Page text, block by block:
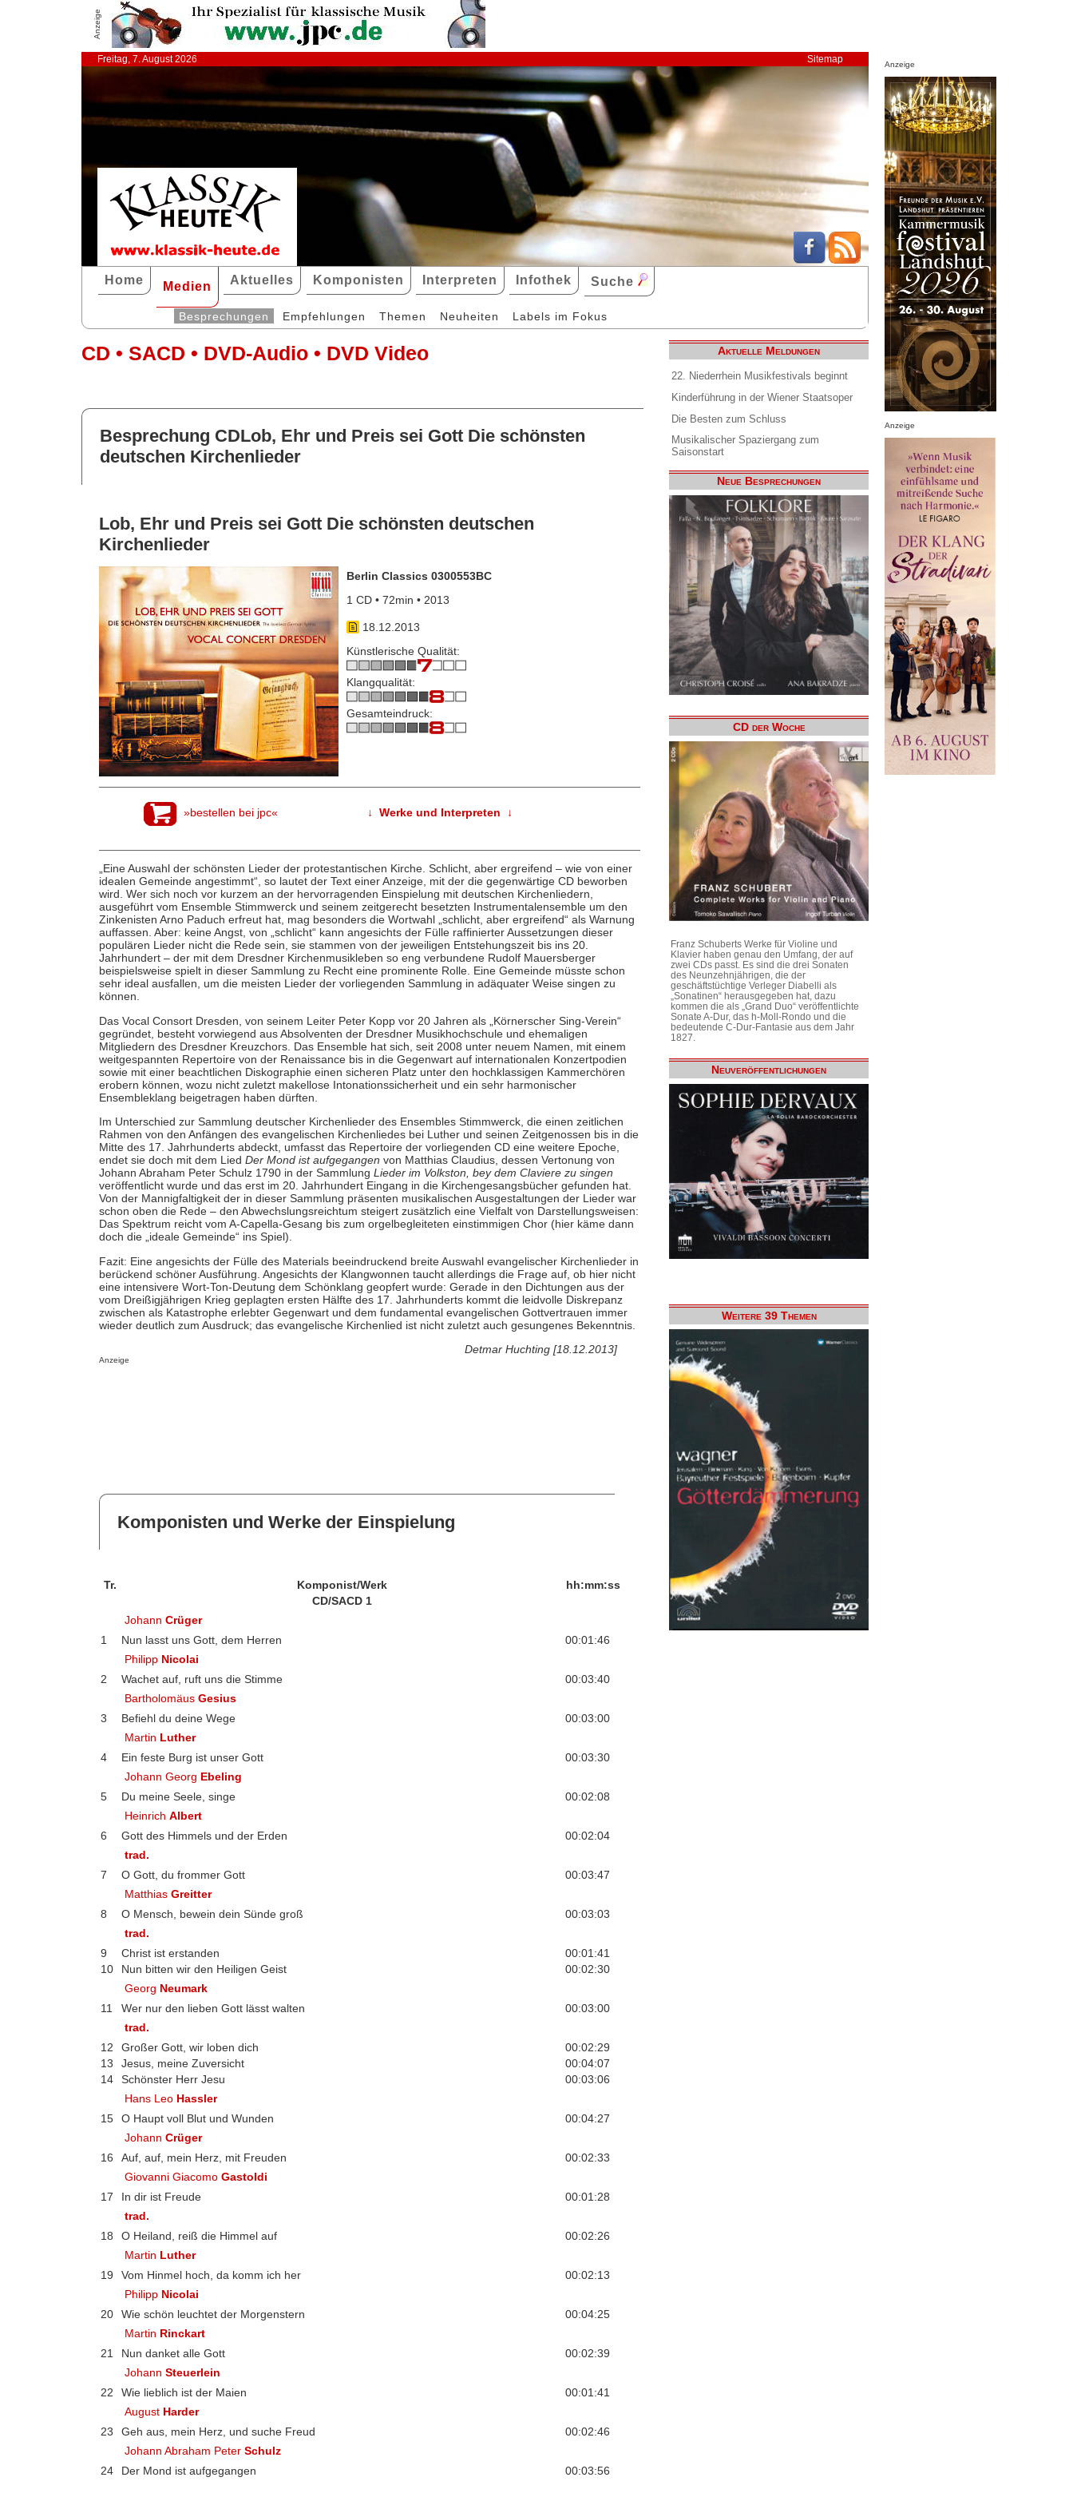
Anzeige
Freitag, 7. August 2026 Sitemap
Home Medien Aktuelles Komponisten Interpreten Infothek Suche
Besprechungen Empfehlungen Themen Neuheiten Labels im Fokus
CD • SACD • DVD-Audio • DVD Video
Besprechung CDLob, Ehr und Preis sei Gott Die schönsten
deutschen Kirchenlieder
Lob, Ehr und Preis sei Gott Die schönsten deutschen
Kirchenlieder
Berlin Classics 0300553BC
1 CD • 72min • 2013
18.12.2013
Künstlerische Qualität:
Klangqualität:
Gesamteindruck:
»bestellen bei jpc« ↓ Werke und Interpreten ↓
„Eine Auswahl der schönsten Lieder der protestantischen Kirche. Schlicht, aber ergreifend – wie von einer
idealen Gemeinde angestimmt“, so lautet der Text einer Anzeige, mit der die gegenwärtige CD beworben
wird. Wer sich noch vor kurzem an der hervorragenden Einspielung mit deutschen Kirchenliedern,
ausgeführt vom Ensemble Stimmwerck und seinem zeitgerecht besetzten Instrumentalensemble um den
Zinkenisten Arno Paduch erfreut hat, mag besonders die Wortwahl „schlicht, aber ergreifend“ als Warnung
auffassen. Aber: keine Angst, von „schlicht“ kann angesichts der Fülle raffinierter Aussetzungen dieser
populären Lieder nicht die Rede sein, sie stammen von der jeweiligen Entstehungszeit bis ins 20.
Jahrhundert – der mit dem Dresdner Kirchenmusikleben so eng verbundene Rudolf Mauersberger
beispielsweise spielt in dieser Sammlung zu Recht eine prominente Rolle. Eine Gemeinde müsste schon
sehr ideal ausfallen, um die meisten Lieder der vorliegenden Sammlung in adäquater Weise singen zu
können.
Das Vocal Consort Dresden, von seinem Leiter Peter Kopp vor 20 Jahren als „Körnerscher Sing-Verein“
gegründet, besteht vorwiegend aus Absolventen der Dresdner Musikhochschule und ehemaligen
Mitgliedern des Dresdner Kreuzchors. Das Ensemble hat sich, seit 2008 unter neuem Namen, mit einem
weitgespannten Repertoire von der Renaissance bis in die Gegenwart auf internationalen Konzertpodien
sowie mit einer beachtlichen Diskographie einen sicheren Platz unter den hochklassigen Kammerchören
erobern können, wozu nicht zuletzt makellose Intonationssicherheit und ein sehr harmonischer
Ensembleklang beigetragen haben dürften.
Im Unterschied zur Sammlung deutscher Kirchenlieder des Ensembles Stimmwerck, die einen zeitlichen
Rahmen von den Anfängen des evangelischen Kirchenliedes bei Luther und seinen Zeitgenossen bis in die
Mitte des 17. Jahrhunderts abdeckt, umfasst das Repertoire der vorliegenden CD eine weitere Epoche,
endet sie doch mit dem Lied Der Mond ist aufgegangen von Matthias Claudius, dessen Vertonung von
Johann Abraham Peter Schulz 1790 in der Sammlung Lieder im Volkston, bey dem Claviere zu singen
veröffentlicht wurde und das erst im 20. Jahrhundert Eingang in die Kirchengesangsbücher gefunden hat.
Von der Mannigfaltigkeit der in dieser Sammlung präsenten musikalischen Ausgestaltungen der Lieder war
schon oben die Rede – den Abwechslungsreichtum steigert zusätzlich eine Vielfalt von Darstellungsweisen:
Das Spektrum reicht vom A-Capella-Gesang bis zum orgelbegleiteten einstimmigen Chor (hier käme dann
doch die „ideale Gemeinde“ ins Spiel).
Fazit: Eine angesichts der Fülle des Materials beeindruckend breite Auswahl evangelischer Kirchenlieder in
berückend schöner Ausführung. Angesichts der Klangwonnen taucht allerdings die Frage auf, ob hier nicht
eine intensivere Wort-Ton-Deutung dem Schönklang geopfert wurde: Gerade in den Dichtungen aus der
vom Dreißigjährigen Krieg geplagten ersten Hälfte des 17. Jahrhunderts kommt die leidvolle Diskrepanz
zwischen als Katastrophe erlebter Gegenwart und dem fundamental evangelischen Gottvertrauen immer
wieder deutlich zum Ausdruck; das evangelische Kirchenlied ist nicht zuletzt auch gesungenes Bekenntnis.
Detmar Huchting [18.12.2013]
Anzeige
Komponisten und Werke der Einspielung
Tr. Komponist/Werk
hh:mm:ss
CD/SACD 1
JohannCrüger
1
Nun lasst uns Gott, dem Herren
00:01:46
Philipp Nicolai
2
Wachet auf, ruft uns die Stimme
00:03:40
BartholomäusGesius
3
Befiehl du deine Wege
00:03:00
Martin Luther
4
Ein feste Burg ist unser Gott
00:03:30
Johann Georg Ebeling
5
Du meine Seele, singe
00:02:08
HeinrichAlbert
6
Gott des Himmels und der Erden
00:02:04
trad.
7
O Gott, du frommer Gott
00:03:47
MatthiasGreitter
8
O Mensch, bewein dein Sünde groß
00:03:03
trad.
9
Christ ist erstanden
00:01:41
10
Nun bitten wir den Heiligen Geist
00:02:30
Georg Neumark
11
Wer nur den lieben Gott lässt walten
00:03:00
trad.
12
Großer Gott, wir loben dich
00:02:29
13
Jesus, meine Zuversicht
00:04:07
14
Schönster Herr Jesu
00:03:06
Hans Leo Hassler
15
O Haupt voll Blut und Wunden
00:04:27
JohannCrüger
16
Auf, auf, mein Herz, mit Freuden
00:02:33
Giovanni GiacomoGastoldi
17
In dir ist Freude
00:01:28
trad.
18
O Heiland, reiß die Himmel auf
00:02:26
Martin Luther
19
Vom Hinmel hoch, da komm ich her
00:02:13
Philipp Nicolai
20
Wie schön leuchtet der Morgenstern
00:04:25
Martin Rinckart
21
Nun danket alle Gott
00:02:39
JohannSteuerlein
22
Wie lieblich ist der Maien
00:01:41
August Harder
23
Geh aus, mein Herz, und suche Freud
00:02:46
Johann Abraham PeterSchulz
24
Der Mond ist aufgegangen 00:03:56
Aktuelle Meldungen
22. Niederrhein Musikfestivals beginnt
Kinderführung in der Wiener Staatsoper
Die Besten zum Schluss
Musikalischer Spaziergang zum
Saisonstart
Neue Besprechungen
CD der Woche
Franz Schuberts Werke für Violine und
Klavier haben genau den Umfang, der auf
zwei CDs passt. Es sind die drei Sonaten
des Neunzehnjährigen, die der
geschäftstüchtige Verleger Diabelli als
„Sonatinen“ herausgegeben hat, dazu
kommen die als „Grand Duo“ veröffentlichte
Sonate A-Dur, das h-Moll-Rondo und die
bedeutende C-Dur-Fantasie aus dem Jahr
1827.
Neuveröffentlichungen
Weitere 39 Themen
Anzeige
Anzeige